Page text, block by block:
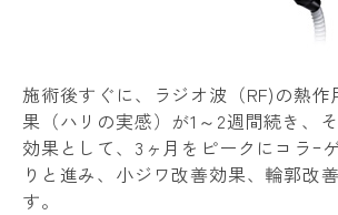
施術後すぐに、ラジオ波（RF)の熱作
果（ハリの実感）が1～2週間続き、
効果として、3ヶ月をピークにコラｰ
りと進み、小ジワ改善効果、輪郭改
す。